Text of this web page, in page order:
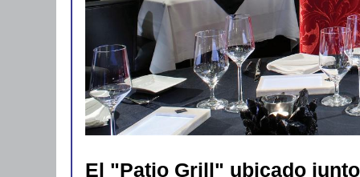
El "Patio Grill" ubicado